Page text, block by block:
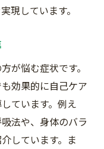
現しています。
が悩む症状です。
効果的に自己ケア
ています。例え
法や、身体のバラ
しています。ま